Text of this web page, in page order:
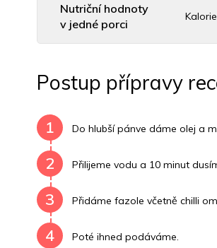
Nutriční hodnoty
v jedné porci
Postup přípravy
1 Do hlubší pánve dáme olej a
2 Přilijeme vodu a 10 minut
3 Přidáme fazole včetně chilli
4 Poté ihned podáváme.